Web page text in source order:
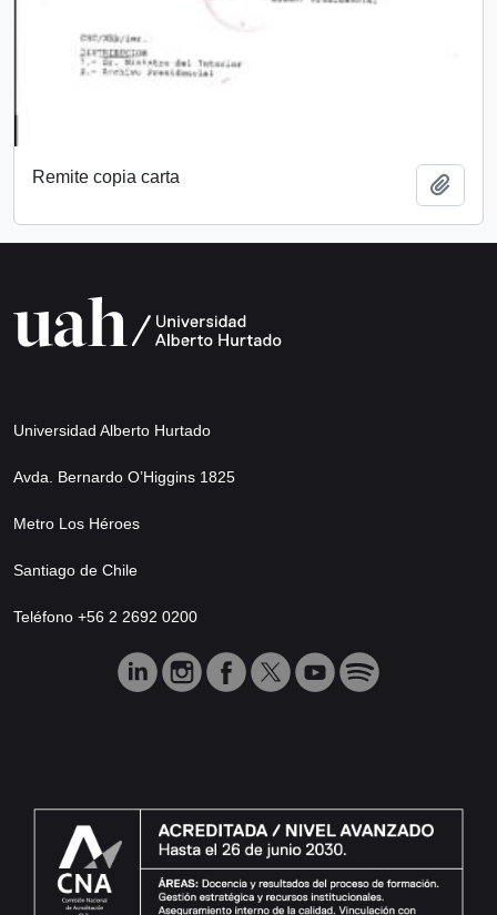
Remite copia carta
Universidad Alberto Hurtado
Avda. Bernardo O’Higgins 1825
Metro Los Héroes
Santiago de Chile
Teléfono +56 2 2692 0200